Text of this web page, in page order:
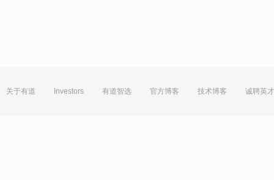
关于有道 Investors 有道智选 官方博客 技术博客 诚聘英才